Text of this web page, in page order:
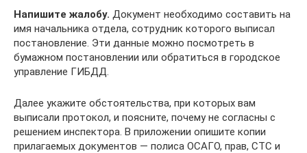
Напишите жалобу. Документ необходимо составить на
имя начальника отдела, сотрудник которого выписал
постановление. Эти данные можно посмотреть в
бумажном постановлении или обратиться в городское
управление ГИБДД.
Далее укажите обстоятельства, при которых вам
выписали протокол, и поясните, почему не согласны с
решением инспектора. В приложении опишите копии
прилагаемых документов — полиса ОСАГО, прав, СТС и